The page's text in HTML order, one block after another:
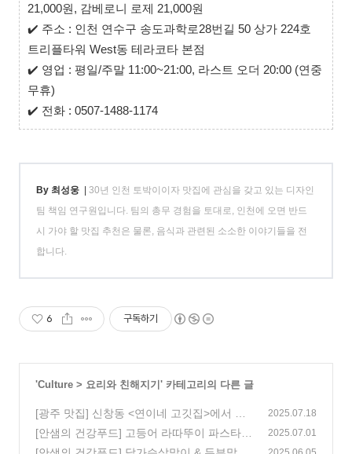
21,000원, 감베로니 로제 21,000원
✔️ 주소 : 인천 연수구 송도과학로28번길 50 상가 224호
트리플타워 West동 테라코타 본점
✔️ 영업 : 평일/주말 11:00~21:00, 라스트 오더 20:00 (연중
무휴)
✔️ 전화 : 0507-1488-1174
By 최성웅 | 30년 인천 토박이이자 맛집에 관심을 갖고 있는 디자인
팀 책임 연구원입니다. 팀의 총무 경험을 토대로, 인천에 오면 반드
시 가야 할 맛집 추천은 물론, 음식과 관련된 소소한 이야기들을 전
합니다.
6 구독하기
'Culture > 요리와 친해지기 ' 카테고리의 다른 글
[광주 맛집] 신창동 <연이네 고깃집>에서 즐
기는 숯불고기와 쟁반막국수!
(7)
2025.07.18
[안샘의 건강푸드] 고등어 라따뚜이 파스타 &
두부샐러드 메밀김밥
(0)
2025.07.01